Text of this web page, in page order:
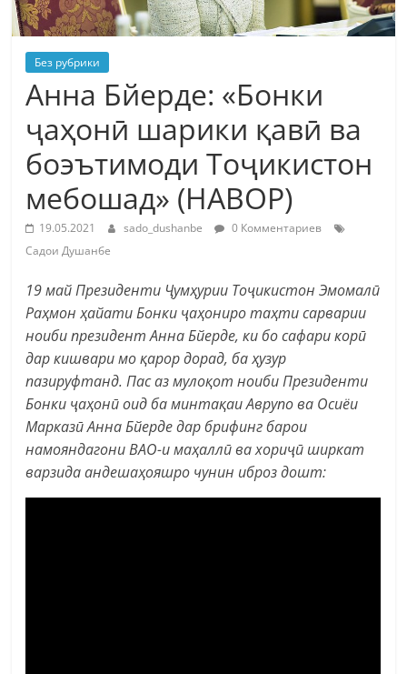
Без рубрики
Анна Бйерде: «Бонки
ҷаҳонӣ шарики қавӣ ва
боэътимоди Тоҷикистон
мебошад» (НАВОР)
19.05.2021 sado_dushanbe
0 Комментариев
Садои Душанбе
19 май Президенти Ҷумҳурии Тоҷикистон Эмомалӣ
Раҳмон ҳайати Бонки ҷаҳониро таҳти сарварии
ноиби президент Анна Бйерде, ки бо сафари корӣ
дар кишвари мо қарор дорад, ба ҳузур
пазируфтанд. Пас аз мулоқот ноиби Президенти
Бонки ҷаҳонӣ оид ба минтақаи Аврупо ва Осиёи
Марказӣ Анна Бйерде дар брифинг барои
намояндагони ВАО-и маҳаллӣ ва хориҷӣ ширкат
варзида андешаҳояшро чунин иброз дошт: